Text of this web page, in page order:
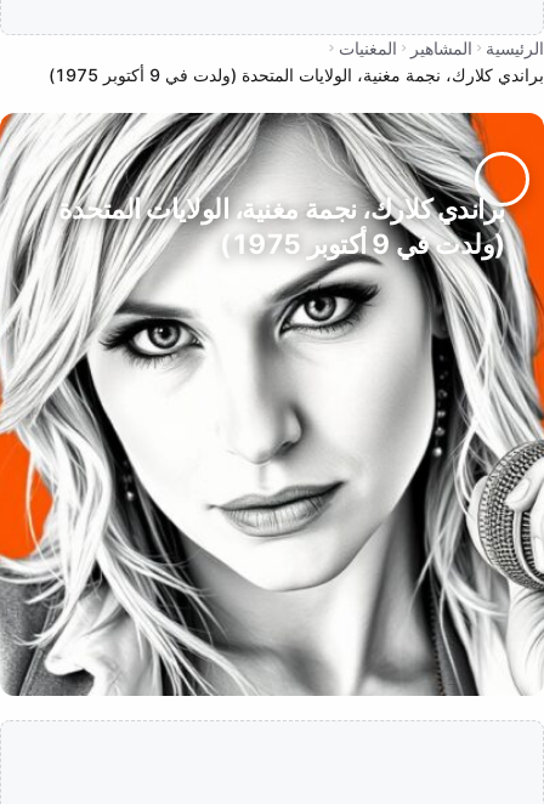
الرئيسية المشاهير
المغنيات
براندي كلارك، نجمة مغنية، الولايات المتحدة (ولدت في 9 أكتوبر 1975)
براندي كلارك، نجمة مغنية، الولايات المتحدة
(ولدت في 9 أكتوبر 1975)